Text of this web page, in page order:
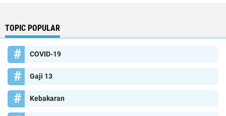
TOPIC POPULAR
COVID-19
Gaji 13
Kebakaran